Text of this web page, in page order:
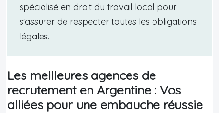
spécialisé en droit du travail local pour
s'assurer de respecter toutes les obligations
légales.
Les meilleures agences de
recrutement en Argentine : Vos
alliées pour une embauche réussie